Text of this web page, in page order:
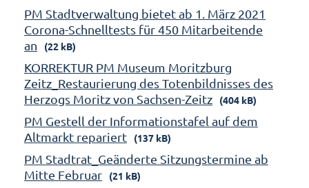
PM Stadtverwaltung bietet ab 1. März 2021
Corona-Schnelltests für 450 Mitarbeitende
an
(22 kB)
KORREKTUR PM Museum Moritzburg
Zeitz_Restaurierung des Totenbildnisses des
Herzogs Moritz von Sachsen-Zeitz
(404 kB)
PM Gestell der Informationstafel auf dem
Altmarkt repariert
(137 kB)
PM Stadtrat_Geänderte Sitzungstermine ab
Mitte Februar
(21 kB)